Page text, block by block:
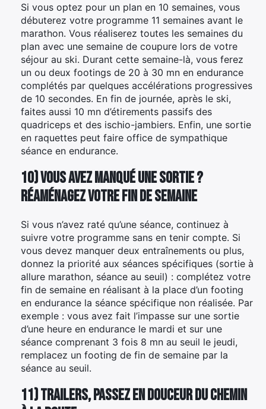
Si vous optez pour un plan en 10 semaines, vous
débuterez votre programme 11 semaines avant le
marathon. Vous réaliserez toutes les semaines du
plan avec une semaine de coupure lors de votre
séjour au ski. Durant cette semaine-là, vous ferez
un ou deux footings de 20 à 30 mn en endurance
complétés par quelques accélérations progressives
de 10 secondes. En fin de journée, après le ski,
faites aussi 10 mn d’étirements passifs des
quadriceps et des ischio-jambiers. Enfin, une sortie
en raquettes peut faire office de sympathique
séance en endurance.
10) Vous avez manqué une sortie ?
Réaménagez votre fin de semaine
Si vous n’avez raté qu’une séance, continuez à
suivre votre programme sans en tenir compte. Si
vous devez manquer deux entraînements ou plus,
donnez la priorité aux séances spécifiques (sortie à
allure marathon, séance au seuil) : complétez votre
fin de semaine en réalisant à la place d’un footing
en endurance la séance spécifique non réalisée. Par
exemple : vous avez fait l’impasse sur une sortie
d’une heure en endurance le mardi et sur une
séance comprenant 3 fois 8 mn au seuil le jeudi,
remplacez un footing de fin de semaine par la
séance au seuil.
11) Trailers, passez en douceur du chemin